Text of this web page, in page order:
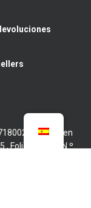
Inscrita en
Folio 11, Hoja N.º